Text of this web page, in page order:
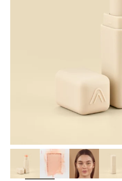
ZOOM